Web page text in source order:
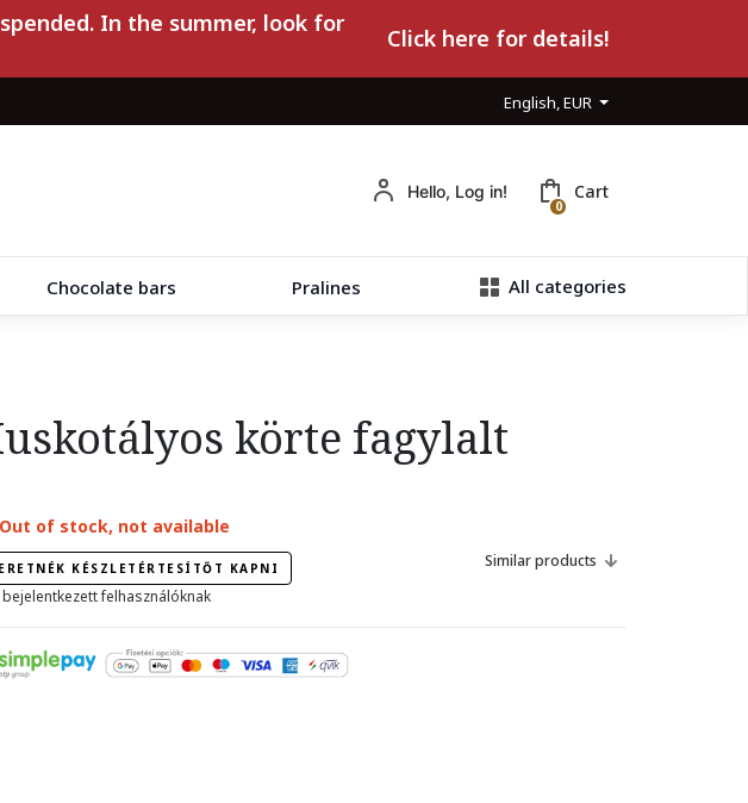
In the summer, look for
Click here for details!
English, EUR
Hello, Log in!
0
Cart
Chocolate bars Pralines All categories
körte fagylalt
Out of stock, not available
KÉSZLETÉRTESÍTŐT KAPNI
bejelentkezett felhasználóknak
Similar products